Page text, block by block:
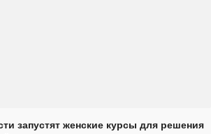
запустят женские курсы для решения